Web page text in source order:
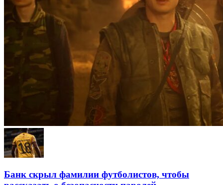
Банк скрыл фамилии футболистов, чтобы